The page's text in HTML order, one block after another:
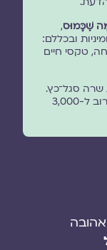
שֶׁכָּמוּס,
ובכללם:
טקסי חיים
ידי הרבנית שרה סגל־כץ.
עם הכניסה לשנת 2025 פורסמו בו קרוב ל-3,000